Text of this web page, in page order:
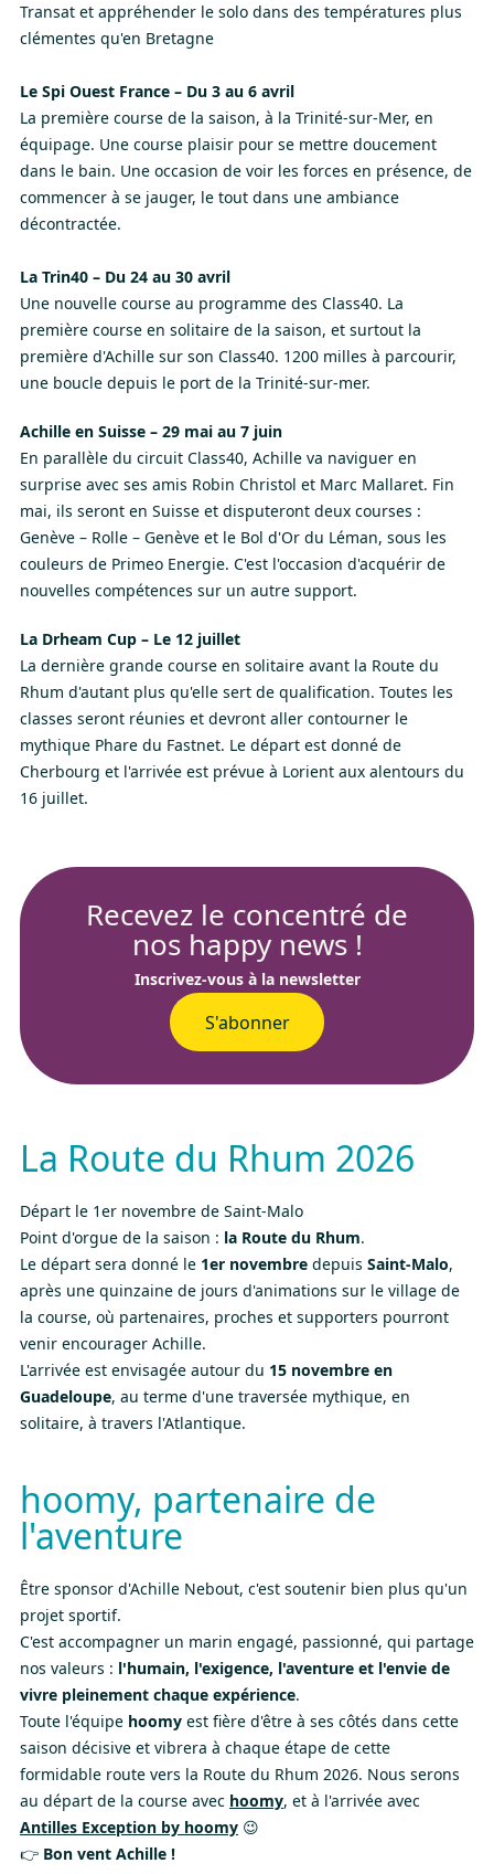
Transat et appréhender le solo dans des températures plus
clémentes qu'en Bretagne
Le Spi Ouest France – Du 3 au 6 avril
La première course de la saison, à la Trinité-sur-Mer, en
équipage. Une course plaisir pour se mettre doucement
dans le bain. Une occasion de voir les forces en présence, de
commencer à se jauger, le tout dans une ambiance
décontractée.
La Trin40 – Du 24 au 30 avril
Une nouvelle course au programme des Class40. La
première course en solitaire de la saison, et surtout la
première d'Achille sur son Class40. 1200 milles à parcourir,
une boucle depuis le port de la Trinité-sur-mer.
Achille en Suisse – 29 mai au 7 juin
En parallèle du circuit Class40, Achille va naviguer en
surprise avec ses amis Robin Christol et Marc Mallaret. Fin
mai, ils seront en Suisse et disputeront deux courses :
Genève – Rolle – Genève et le Bol d'Or du Léman, sous les
couleurs de Primeo Energie. C'est l'occasion d'acquérir de
nouvelles compétences sur un autre support.
La Drheam Cup – Le 12 juillet
La dernière grande course en solitaire avant la Route du
Rhum d'autant plus qu'elle sert de qualification. Toutes les
classes seront réunies et devront aller contourner le
mythique Phare du Fastnet. Le départ est donné de
Cherbourg et l'arrivée est prévue à Lorient aux alentours du
16 juillet.
Recevez le concentré de
nos happy news !
Inscrivez-vous à la newsletter
S'abonner
La Route du Rhum 2026
Départ le 1er novembre de Saint-Malo
Point d'orgue de la saison : la Route du Rhum.
Le départ sera donné le 1er novembre depuis Saint-Malo,
après une quinzaine de jours d'animations sur le village de
la course, où partenaires, proches et supporters pourront
venir encourager Achille.
L'arrivée est envisagée autour du 15 novembre en
Guadeloupe, au terme d'une traversée mythique, en
solitaire, à travers l'Atlantique.
hoomy, partenaire de
l'aventure
Être sponsor d'Achille Nebout, c'est soutenir bien plus qu'un
projet sportif.
C'est accompagner un marin engagé, passionné, qui partage
nos valeurs : l'humain, l'exigence, l'aventure et l'envie de
vivre pleinement chaque expérience.
Toute l'équipe hoomy est fière d'être à ses côtés dans cette
saison décisive et vibrera à chaque étape de cette
formidable route vers la Route du Rhum 2026. Nous serons
au départ de la course avec hoomy, et à l'arrivée avec
Antilles Exception by hoomy 😉
👉 Bon vent Achille !